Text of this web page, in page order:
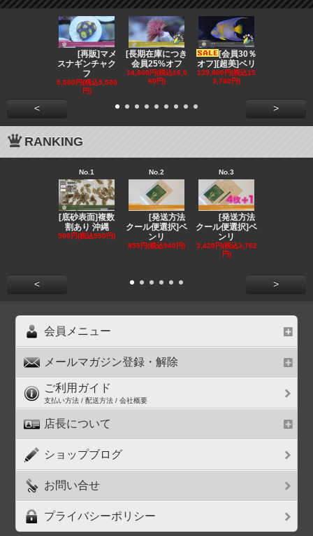
[再販]マメ
スナギンチャク
フ
5,000円(税込5,500
円)
[長期在庫につき
会員25%オフ
14,600円(税込16,0
60円)
[会員30％
オフ][超美]ベリ
139,800円(税込15
3,780円)
< >
RANKING
No.1
[底砂表面]複数
割あり 沖縄
500円(税込550円)
No.2
[発送方法
クール便選択]ベ
ンリ
855円(税込940円)
No.3
[発送方法
クール便選択]ベ
ンリ
3,420円(税込3,762
円)
< >
会員メニュー
メールマガジン登録・解除
ご利用ガイド
支払い方法 / 配送方法 / 会社概要
店長について
ショップブログ
お問い合せ
プライバシーポリシー